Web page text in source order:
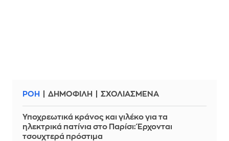
ΡΟΗ ΔΗΜΟΦΙΛΗ ΣΧΟΛΙΑΣΜΕΝΑ
Υποχρεωτικά κράνος και γιλέκο για τα
ηλεκτρικά πατίνια στο Παρίσι: Έρχονται
τσουχτερά πρόστιμα